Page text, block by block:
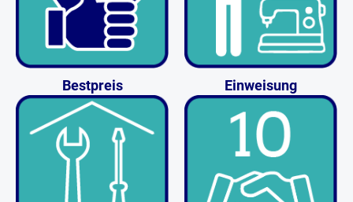
Bestpreis Einweisung